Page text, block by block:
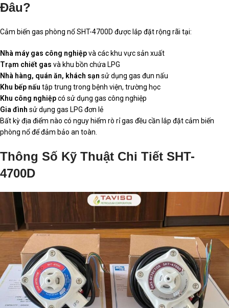
Đâu?
Cảm biến gas phòng nổ SHT-4700D được lắp đặt rộng rãi tại:
Nhà máy gas công nghiệpvà các khu vực sản xuất
Trạm chiết gas và khu bồn chứa LPG
Nhà hàng, quán ăn, khách sạn sử dụng gas đun nấu
Khu bếp nấu tập trung trong bệnh viện, trường học
Khu công nghiệpcó sử dụng gas công nghiệp
Gia đình sử dụng gas LPG đơn lẻ
Bất kỳ địa điểm nào có nguy hiểm rò rỉ gas đều cần lắp đặt cảm biến
phòng nổ để đảm bảo an toàn.
Thông Số Kỹ Thuật Chi Tiết SHT-
4700D